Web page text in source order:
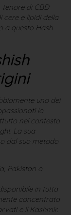
tenore di CBD
cere e lipidi della
a questo Hash
uno dei
lo
nel contesto
La sua
dal suo metodo
Pakistan o
in tutta
concentrata
e il Kashmir.